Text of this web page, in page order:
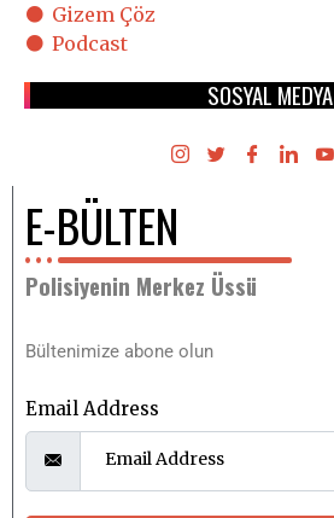
Gizem Çöz
Podcast
SOSYAL MEDYA
E-BÜLTEN
Polisiyenin Merkez Üssü
Bültenimize abone olun
Email Address